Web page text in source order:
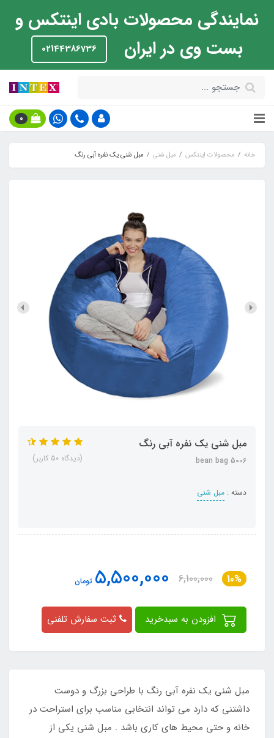
نمایندگی محصولات بادی اینتکس و
بست وی در ایران
02144386736
0
خانه محصولات اینتکس مبل شنی مبل شنی یک نفره آبی رنگ
مبل شنی یک نفره آبی رنگ
bean bag 5006
دسته : مبل شنی
(دیدگاه 50 کاربر)
10%
6,100,000
5,500,000 تومان
ثبت سفارش تلفنی
مبل شنی یک نفره آبی رنگ با طراحی بزرگ و دوست
داشتنی که دارد می تواند انتخابی مناسب برای استراحت در
خانه و حتی محیط های کاری باشد . مبل شنی یکی از